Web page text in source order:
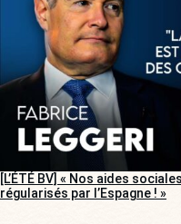
[L’ÉTÉ BV] « Nos aides
régularisés par l’Espagne ! »